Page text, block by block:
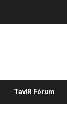
TavIR Fórum